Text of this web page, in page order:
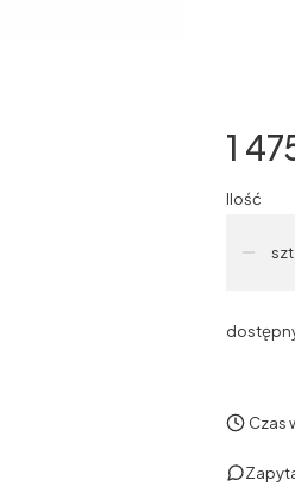
1
Ilość
szt.
Czas